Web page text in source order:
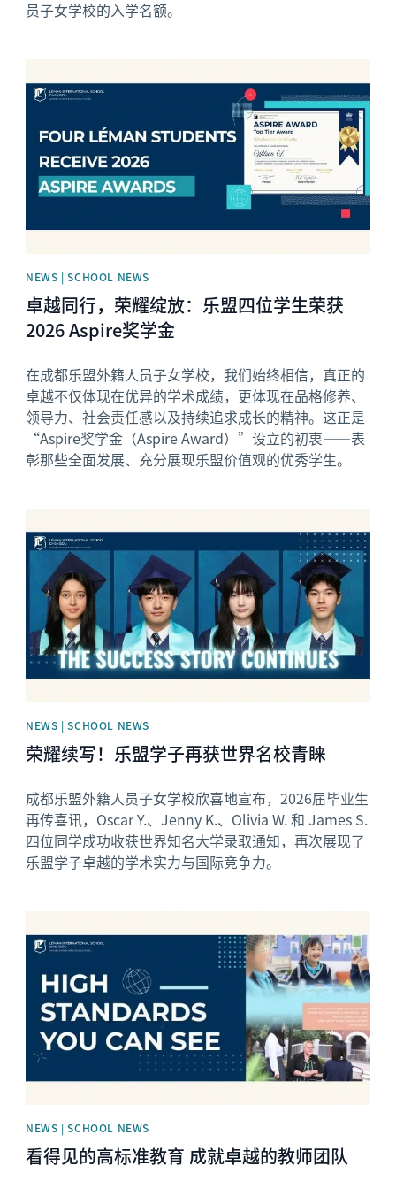
员子女学校的入学名额。
NEWS | SCHOOL NEWS
卓越同行，荣耀绽放：乐盟四位学生荣获
2026 Aspire奖学金
在成都乐盟外籍人员子女学校，我们始终相信，真正的
卓越不仅体现在优异的学术成绩，更体现在品格修养、
领导力、社会责任感以及持续追求成长的精神。这正是
“Aspire奖学金（Aspire Award）”设立的初衷——表
彰那些全面发展、充分展现乐盟价值观的优秀学生。
NEWS | SCHOOL NEWS
荣耀续写！乐盟学子再获世界名校青睐
成都乐盟外籍人员子女学校欣喜地宣布，2026届毕业生
再传喜讯，Oscar Y.、Jenny K.、Olivia W. 和 James S.
四位同学成功收获世界知名大学录取通知，再次展现了
乐盟学子卓越的学术实力与国际竞争力。
NEWS | SCHOOL NEWS
看得见的高标准教育 成就卓越的教师团队